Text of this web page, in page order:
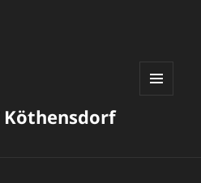
Köthensdorf